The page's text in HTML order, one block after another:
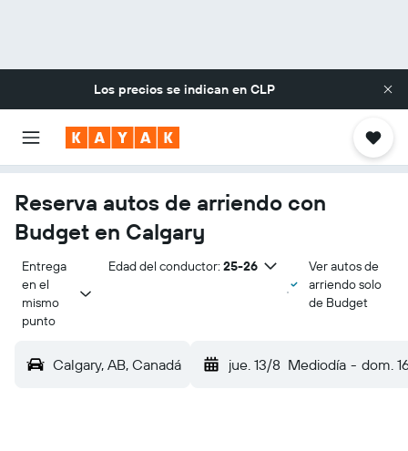
Los precios se indican en CLP
Reserva autos de arriendo con
Budget en Calgary
Entrega
en el
mismo
punto
Edad del conductor: 25-26
Ver autos de
arriendo solo
de Budget
Calgary, AB, Canadá jue. 13/8 Mediodía - dom.